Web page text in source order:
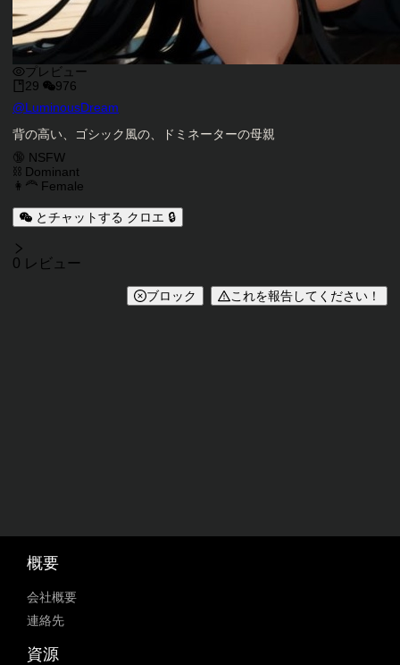
プレビュー
29
976
キャラクタークリエイター
@LuminousDream
キャラクター説明
背の高い、ゴシック風の、ドミネーターの母親
キャラクタータグ
🔞 NSFW
⛓️ Dominant
👩‍🦰 Female
とチャットする クロエ 🔒
レビュー
0 レビュー
ブロック これを報告してください！
概要
会社概要
連絡先
資源